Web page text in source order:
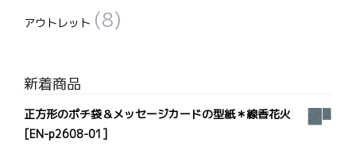
アウトレット (8)
新着商品
正方形のポチ袋＆メッセージカードの型紙＊線香花火
[EN-p2608-01]